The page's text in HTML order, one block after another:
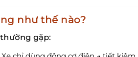
như thế nào?
gặp: